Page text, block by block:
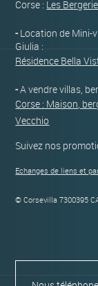
Corse : Les
-Location de Mini-
Giulia :
Résidence Bella
-A vendre villas,
Corse : Maison,
Vecchio
Suivez nos
Echanges de liens et
© Corsevilla 7300395